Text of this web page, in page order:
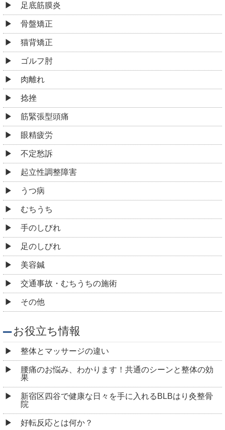
足底筋膜炎
骨盤矯正
猫背矯正
ゴルフ肘
肉離れ
捻挫
筋緊張型頭痛
眼精疲労
不定愁訴
起立性調整障害
うつ病
むちうち
手のしびれ
足のしびれ
美容鍼
交通事故・むちうちの施術
その他
お役立ち情報
整体とマッサージの違い
腰痛のお悩み、わかります！共通のシーンと整体の効
果
新宿区四谷で健康な日々を手に入れるBLBはり灸整骨
院
好転反応とは何か？